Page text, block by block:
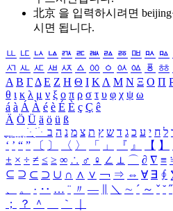
北京 을 입력하시려면 beijing
시면 됩니다.
ㅥ ㅦ ㅧ ㅨ ㅩ ㅪ ㅫ ㅬ ㅭ ㅮ ㅯ ㅰ
ㅺ ㅻ ㅼ ㅽ ㅾ ㅿ ㆀ ㆁ ㆂ ㆃ ㆄ ㆅ
Α Β ΓΔ Ε Ζ Η Θ Ι ΚΛ Μ Ν Ξ Ο Π
θ ι κ λ μ ν ξ ο π ρ σ τ υ φ χ ψ ω
á à Á À é è É È ç Ç ê
Ä Ö Ü ä ö ü ß
ִֶֹ ֻּ ׁׂ ל ח י ע כ ג ד ש ץ ת צ מ נ ה ב
‘ ’ “ ” 〔 〕 〈 〉 「 」 『 』 【 】
± × ÷ ≠ ≤ ≥ ∞ ∴ ♂ ♀ ∠ ⊥ ⌒ ∂ ∇ ≡
⊆ ⊇ ⊂ ⊃ ∪ ∩ ∧ ∨ ￢ ⇒ ⇔ ∀ ∃ ∮
、
。 · ‥ … ¨ 〃 ― ＼ ∼ ´ ～ ˇ ˘ ˝
；
？ ＾ ｀